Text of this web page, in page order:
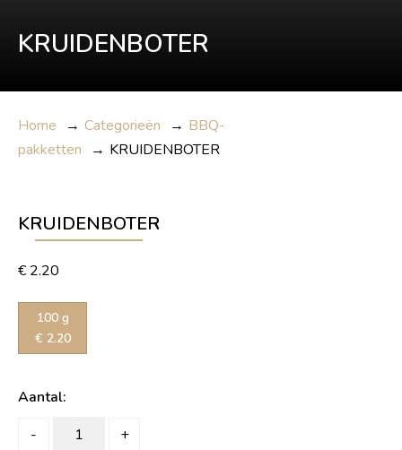
KRUIDENBOTER
Home → Categorieën → BBQ-
pakketten
→ KRUIDENBOTER
KRUIDENBOTER
€ 2.20
100 g
€ 2.20
Aantal:
-
KRUIDENBOTER
+